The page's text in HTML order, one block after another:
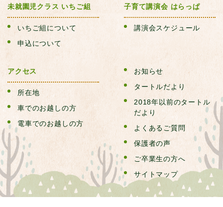
P.お預かり保育きりん組
R.満３歳保育みかん組
T.同窓会(つくしん坊会）
U.はらっぱ
V.お知らせ
未就園児クラス いちご組
いちご組について
申込について
子育て講演会 はらっぱ
講演会スケジュール
アクセス
所在地
車でのお越しの方
電車でのお越しの方
お知らせ
タートルだより
2018年以前のタートル
だより
よくあるご質問
保護者の声
ご卒業生の方へ
サイトマップ